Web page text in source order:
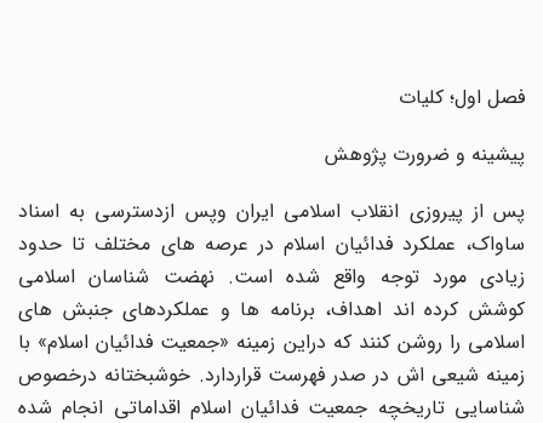
فصل اول؛ کلیات
پیشینه و ضرورت پژوهش
پس از پیروزی انقلاب اسلامی ایران وپس ازدسترسی به اسناد
ساواک، عملکرد فدائیان اسلام در عرصه های مختلف تا حدود
زیادی مورد توجه واقع شده است. نهضت شناسان اسلامی
کوشش کرده اند اهداف، برنامه ها و عملکردهای جنبش های
اسلامی را روشن کنند که دراین زمینه «جمعیت فدائیان اسلام» با
زمینه شیعی اش در صدر فهرست قراردارد. خوشبختانه درخصوص
شناسایی تاریخچه جمعیت فدائیان اسلام اقداماتی انجام شده